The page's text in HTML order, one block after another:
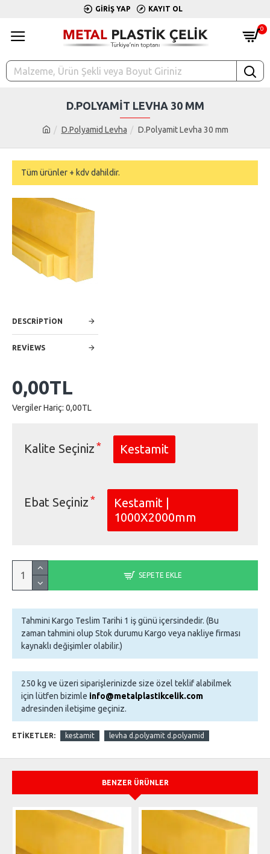
GIRIŞ YAP KAYIT OL
0
D.Polyamid Levha D.Polyamit Levha 30 mm
D.POLYAMIT LEVHA 30 MM
Tüm ürünler + kdv dahildir.
DESCRIPTION
REVIEWS
0,00TL
Vergiler Hariç: 0,00TL
SEPETE EKLE
Kalite Seçiniz Kestamit
Ebat Seçiniz
Kestamit |
1000X2000mm
Tahmini Kargo Teslim Tarihi 1 iş günü içersindedir. (Bu
zaman tahmini olup Stok durumu Kargo veya nakliye firması
kaynaklı değişimler olabilir.)
250 kg ve üzeri siparişlerinizde size özel teklif alabilmek
için lütfen bizimle info@metalplastikcelik.com
adresinden iletişime geçiniz.
ETIKETLER: kestamit levha d.polyamit d.polyamid
BENZER ÜRÜNLER